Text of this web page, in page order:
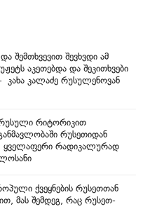
შემთხვევით შევხვდი ამ
აკეთებდა და შეკითხვები
კახა კალაძე რუსულენოვან
რიტორიკით
რუსეთიდან
ყველაფერი რადიკალურად
ქვეყნების რუსეთთან
მას შემდეგ, რაც რუსეთ-